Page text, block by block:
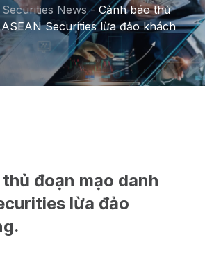
News- Cảnh báo thủ
Securities lừa đảo khách
đoạn mạo danh
lừa đảo